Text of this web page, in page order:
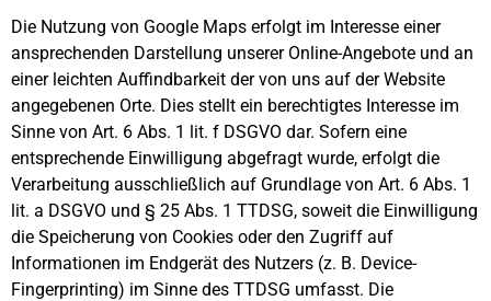
Die Nutzung von Google Maps erfolgt im Interesse einer
ansprechenden Darstellung unserer Online-Angebote und an
einer leichten Auffindbarkeit der von uns auf der Website
angegebenen Orte. Dies stellt ein berechtigtes Interesse im
Sinne von Art. 6 Abs. 1 lit. f DSGVO dar. Sofern eine
entsprechende Einwilligung abgefragt wurde, erfolgt die
Verarbeitung ausschließlich auf Grundlage von Art. 6 Abs. 1
lit. a DSGVO und § 25 Abs. 1 TTDSG, soweit die Einwilligung
die Speicherung von Cookies oder den Zugriff auf
Informationen im Endgerät des Nutzers (z. B. Device-
Fingerprinting) im Sinne des TTDSG umfasst. Die